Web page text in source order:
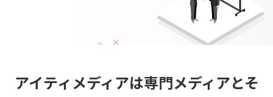
アイティメディアは専門メディアとそ